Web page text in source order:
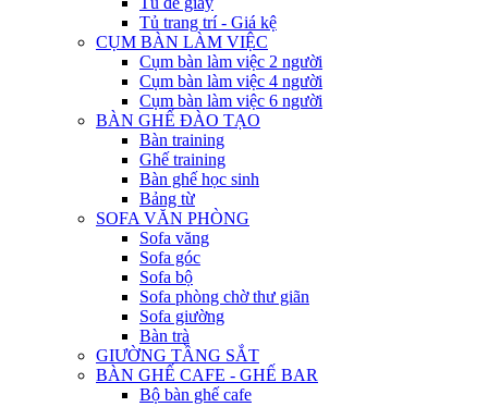
Tủ trang trí - Giá kệ
CỤM BÀN LÀM VIỆC
Cụm bàn làm việc 2 người
Cụm bàn làm việc 4 người
Cụm bàn làm việc 6 người
BÀN GHẾ ĐÀO TẠO
Bàn training
Ghế training
Bàn ghế học sinh
Bảng từ
SOFA VĂN PHÒNG
Sofa văng
Sofa góc
Sofa bộ
Sofa phòng chờ thư giãn
Sofa giường
Bàn trà
GIƯỜNG TẦNG SẮT
BÀN GHẾ CAFE - GHẾ BAR
Bộ bàn ghế cafe